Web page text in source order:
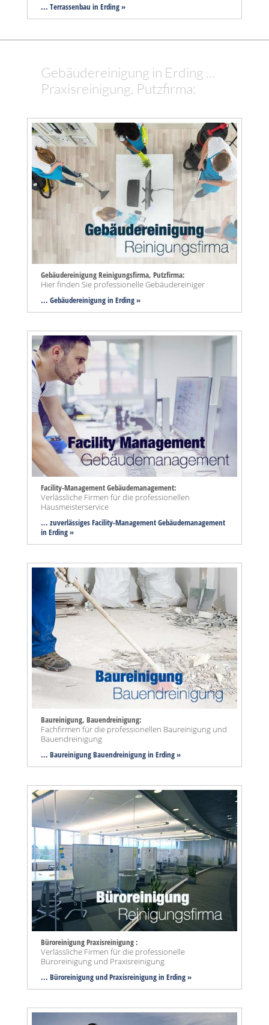
... Terrassenbau in Erding »
Gebäudereinigung in Erding ...
Praxisreinigung, Putzfirma:
Gebäudereinigung Reinigungsfirma, Putzfirma:
Hier finden Sie professionelle Gebäudereiniger
... Gebäudereinigung in Erding »
Facility-Management Gebäudemanagement:
Verlässliche Firmen für die professionellen
Hausmeisterservice
... zuverlässiges Facility-Management Gebäudemanagement
in Erding »
Baureinigung, Bauendreinigung:
Fachfirmen für die professionellen Baureinigung und
Bauendreinigung
... Baureinigung Bauendreinigung in Erding »
Büroreinigung Praxisreinigung :
Verlässliche Firmen für die professionelle
Büroreinigung und Praxisreinigung
... Büroreinigung und Praxisreinigung in Erding »